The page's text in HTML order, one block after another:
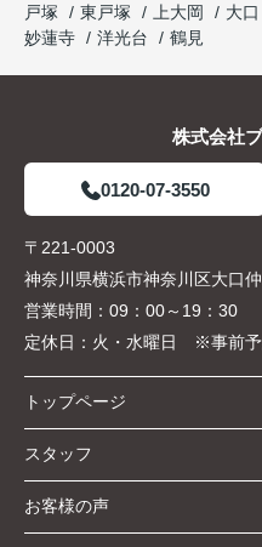
戸塚
東戸塚 上大岡 大口
妙蓮寺
洋光台 鶴見
株式会社
0120-07-3550
〒221-0003
神奈川県横浜市神奈川区大口
営業時間： 09：00～19：30
定休日： 火・水曜日 ※事前予
トップページ
スタッフ
お客様の声